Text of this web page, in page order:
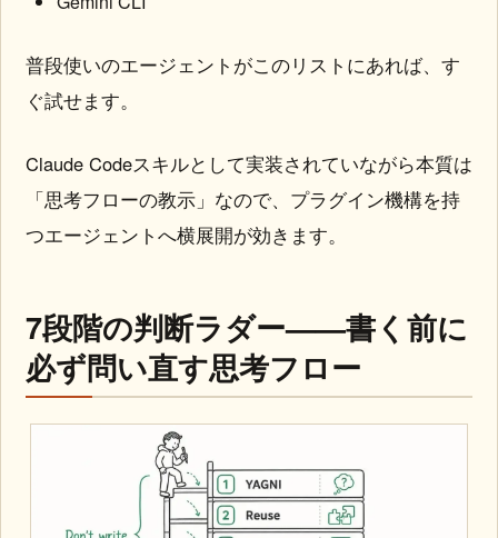
普段使いのエージェントがこのリストにあれば、す
ぐ試せます。
Claude Codeスキルとして実装されていながら本質は
「思考フローの教示」なので、プラグイン機構を持
つエージェントへ横展開が効きます。
7段階の判断ラダー——書く前に
必ず問い直す思考フロー